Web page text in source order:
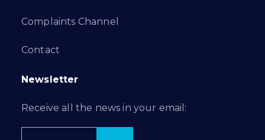
Complaints Channel
Contact
Newsletter
Receive all the news in your email: